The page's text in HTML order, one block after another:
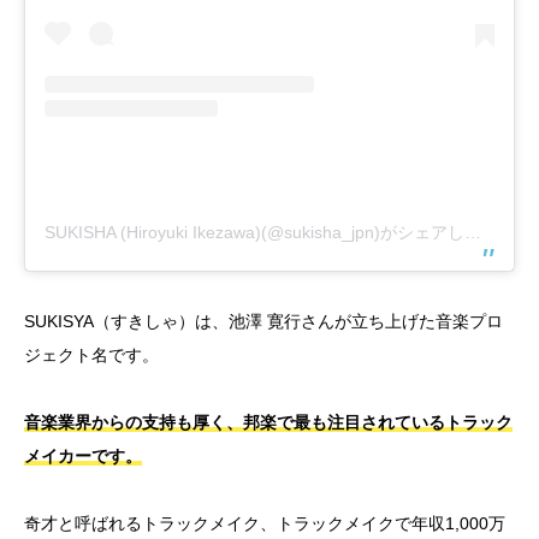
SUKISYA（すきしゃ）は、池澤 寛行さんが立ち上げた音楽プロ
ジェクト名です。
音楽業界からの支持も厚く、邦楽で最も注目されているトラック
メイカーです。
奇才と呼ばれるトラックメイク、トラックメイクで年収1,000万